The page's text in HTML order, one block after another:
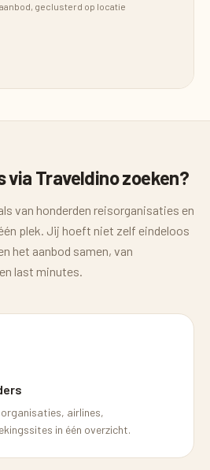
geclusterd op locatie
via Traveldino zoeken?
van honderden reisorganisaties en
plek. Jij hoeft niet zelf eindeloos
het aanbod samen, van
last minutes.
airlines,
in één overzicht.